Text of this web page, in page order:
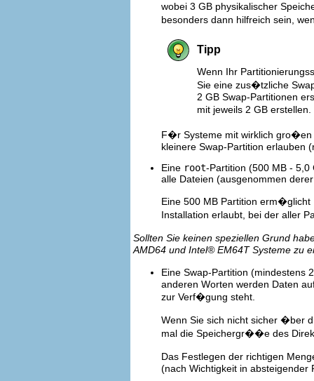
wobei 3 GB physikalischer
besonders dann hilfreich sein,
Tipp
Wenn Ihr
Sie eine zus�tzliche
2 GB Swap-Partitionen
mit jeweils 2 GB
F�r Systeme mit wirklich gro�en
kleinere Swap-Partition erlauben
Eine root-Partition (500 MB -
alle Dateien (ausgenommen
Eine 500 MB Partition erm�glicht
Installation erlaubt, bei der aller
Sollten Sie keinen speziellen Grund
AMD64 und Intel® EM64T Systeme zu
Eine Swap-Partition
anderen Worten werden Daten
zur Verf�gung steht.
Wenn Sie sich nicht sicher �ber
mal die Speichergr��e des
Das Festlegen der richtigen
(nach Wichtigkeit in absteigender